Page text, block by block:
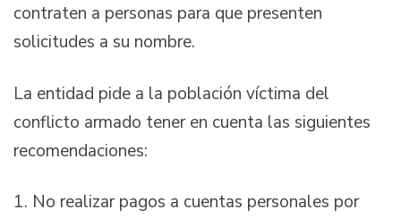
contraten a personas para que presenten
solicitudes a su nombre.
La entidad pide a la población víctima del
conflicto armado tener en cuenta las siguientes
recomendaciones:
1. No realizar pagos a cuentas personales por